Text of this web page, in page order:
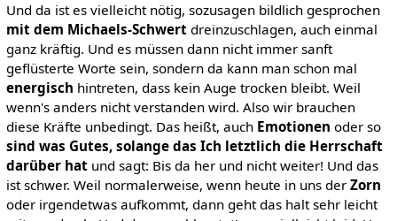
Und da ist es vielleicht nötig, sozusagen bildlich gesprochen
mit dem Michaels-Schwertdreinzuschlagen, auch einmal
ganz kräftig. Und es müssen dann nicht immer sanft
geflüsterte Worte sein, sondern da kann man schon mal
energisch hintreten, dass kein Auge trocken bleibt. Weil
wenn's anders nicht verstanden wird. Also wir brauchen
diese Kräfte unbedingt. Das heißt, auch Emotionen oder so
sind was Gutes, solange das Ich letztlich die Herrschaft
darüber hatund sagt: Bis da her und nicht weiter! Und das
ist schwer. Weil normalerweise, wenn heute in uns der Zorn
oder irgendetwas aufkommt, dann geht das halt sehr leicht